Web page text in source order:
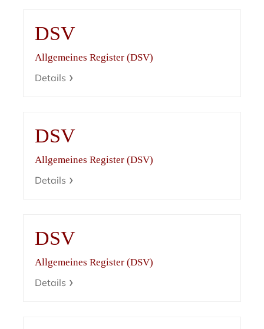
DSV
Allgemeines Register (DSV)
Details
DSV
Allgemeines Register (DSV)
Details
DSV
Allgemeines Register (DSV)
Details